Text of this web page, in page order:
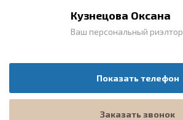
Кузнецова Оксана
Ваш персональный риэлтор
Показать телефон
Заказать звонок